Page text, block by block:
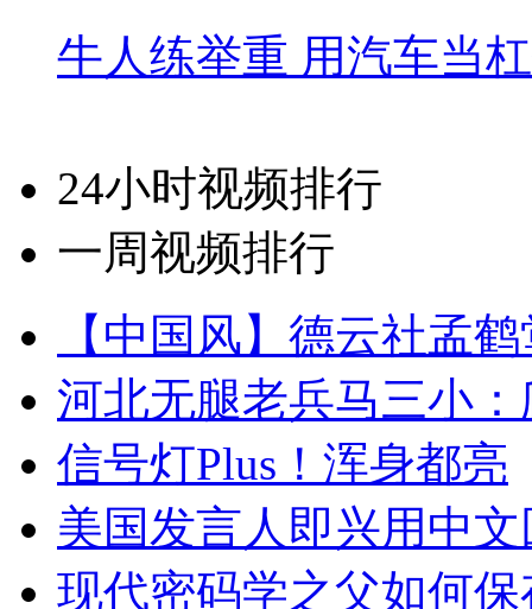
牛人练举重 用汽车当
24小时视频排行
一周视频排行
【中国风】德云社孟
河北无腿老兵马三小
信号灯Plus！浑身都亮
美国发言人即兴用中
现代密码学之父如何